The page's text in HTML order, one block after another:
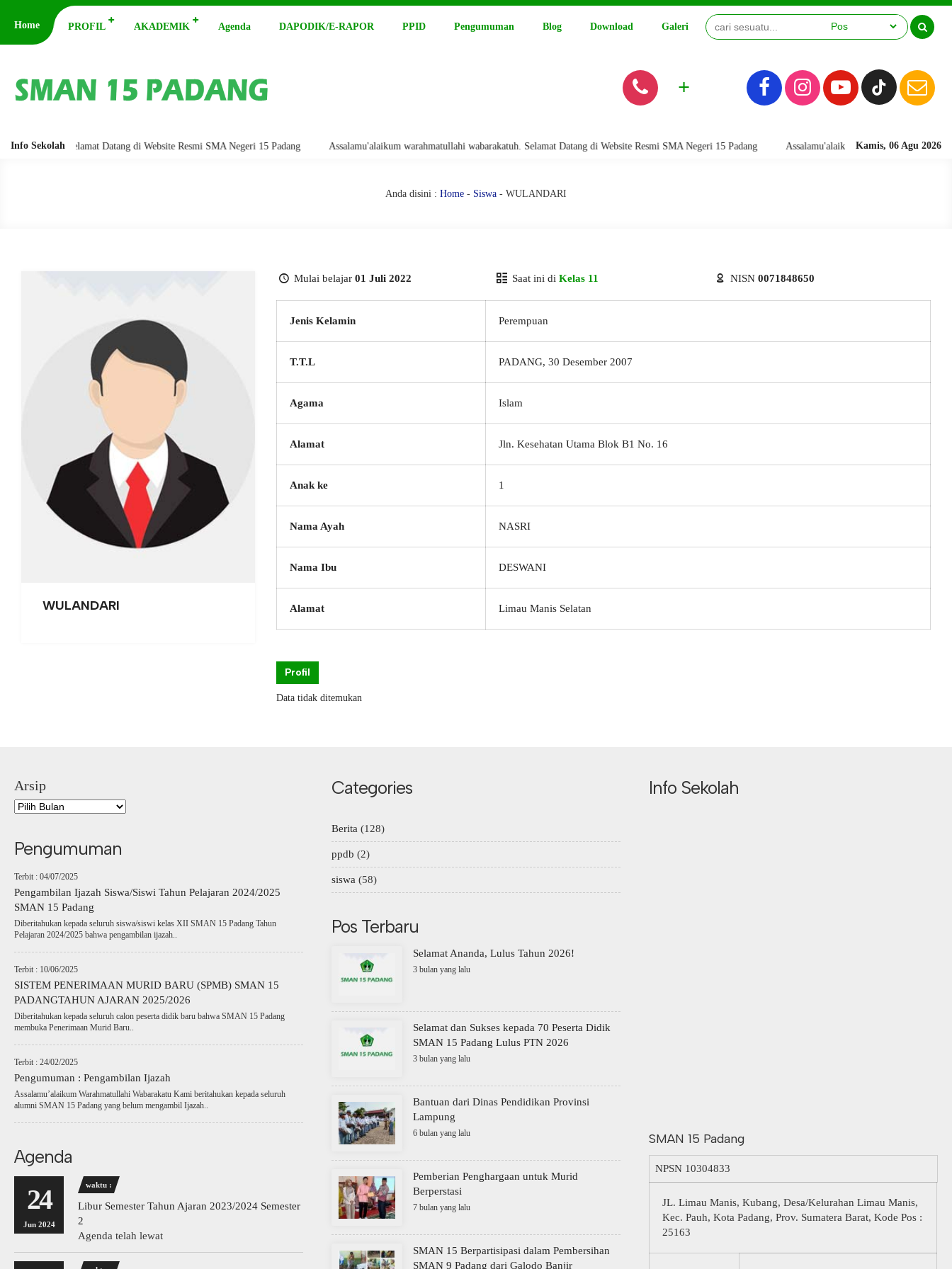
Home PROFIL AKADEMIK Agenda DAPODIK/E-RAPOR PPID Pengumuman Blog Download Galeri Video
+
Info Sekolah Kamis, 06 Agu 2026
Selamat Datang di Website Resmi SMA Negeri 15 Padang Assalamu'alaikum warahmatullahi wabarakatuh. Selamat Datang di Website Resmi SMA Negeri 15 Padang Assalamu'alaikum warahmatullahi
Anda disini : Home - Siswa - WULANDARI
WULANDARI
Mulai belajar 01 Juli 2022 Saat ini di Kelas 11 NISN 0071848650
Jenis Kelamin Perempuan
T.T.L PADANG, 30 Desember 2007
Agama Islam
Alamat Jln. Kesehatan Utama Blok B1 No. 16
Anak ke 1
Nama Ayah NASRI
Nama Ibu DESWANI
Alamat Limau Manis Selatan
Profil
Data tidak ditemukan
Arsip
Pengumuman
Terbit : 04/07/2025
Pengambilan Ijazah Siswa/Siswi Tahun Pelajaran 2024/2025
SMAN 15 Padang
Diberitahukan kepada seluruh siswa/siswi kelas XII SMAN 15 Padang Tahun
Pelajaran 2024/2025 bahwa pengambilan ijazah..
Terbit : 10/06/2025
SISTEM PENERIMAAN MURID BARU (SPMB) SMAN 15
PADANGTAHUN AJARAN 2025/2026
Diberitahukan kepada seluruh calon peserta didik baru bahwa SMAN 15 Padang
membuka Penerimaan Murid Baru..
Terbit : 24/02/2025
Pengumuman : Pengambilan Ijazah
Assalamu’alaikum Warahmatullahi Wabarakatu Kami beritahukan kepada seluruh
alumni SMAN 15 Padang yang belum mengambil Ijazah..
Agenda
24
Jun 2024
waktu :
Libur Semester Tahun Ajaran 2023/2024 Semester
2
Agenda telah lewat
Categories
Berita (128)
ppdb (2)
siswa (58)
Pos Terbaru
Selamat Ananda, Lulus Tahun 2026!
3 bulan yang lalu
Selamat dan Sukses kepada 70 Peserta Didik
SMAN 15 Padang Lulus PTN 2026
3 bulan yang lalu
Bantuan dari Dinas Pendidikan Provinsi
Lampung
6 bulan yang lalu
Pemberian Penghargaan untuk Murid
Berperstasi
7 bulan yang lalu
SMAN 15 Berpartisipasi dalam Pembersihan
SMAN 9 Padang dari Galodo Banjir
Info Sekolah
SMAN 15 Padang
NPSN 10304833
JL. Limau Manis, Kubang, Desa/Kelurahan Limau Manis,
Kec. Pauh, Kota Padang, Prov. Sumatera Barat, Kode Pos :
25163